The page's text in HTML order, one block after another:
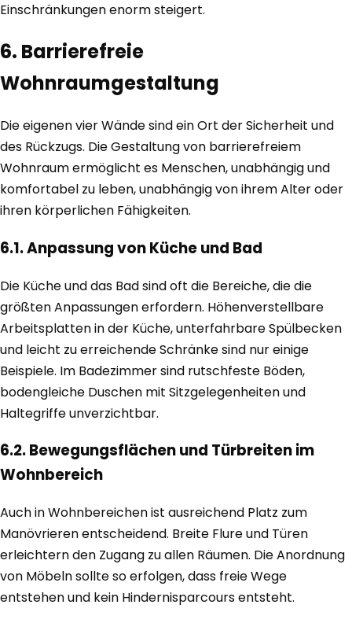
Einschränkungen enorm steigert.
6. Barrierefreie
Wohnraumgestaltung
Die eigenen vier Wände sind ein Ort der Sicherheit und
des Rückzugs. Die Gestaltung von barrierefreiem
Wohnraum ermöglicht es Menschen, unabhängig und
komfortabel zu leben, unabhängig von ihrem Alter oder
ihren körperlichen Fähigkeiten.
6.1. Anpassung von Küche und Bad
Die Küche und das Bad sind oft die Bereiche, die die
größten Anpassungen erfordern. Höhenverstellbare
Arbeitsplatten in der Küche, unterfahrbare Spülbecken
und leicht zu erreichende Schränke sind nur einige
Beispiele. Im Badezimmer sind rutschfeste Böden,
bodengleiche Duschen mit Sitzgelegenheiten und
Haltegriffe unverzichtbar.
6.2. Bewegungsflächen und Türbreiten im
Wohnbereich
Auch in Wohnbereichen ist ausreichend Platz zum
Manövrieren entscheidend. Breite Flure und Türen
erleichtern den Zugang zu allen Räumen. Die Anordnung
von Möbeln sollte so erfolgen, dass freie Wege
entstehen und kein Hindernisparcours entsteht.